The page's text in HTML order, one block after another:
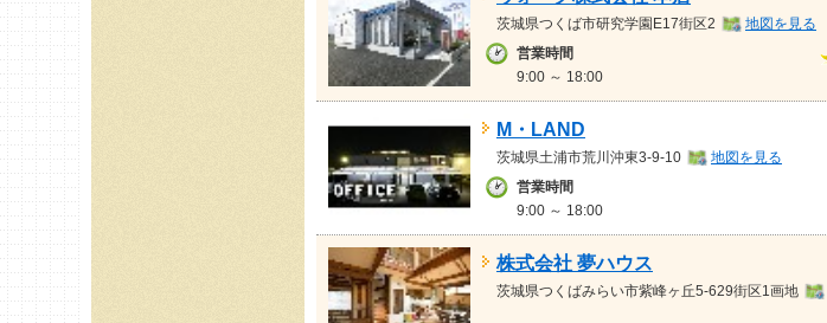
茨城県つくば市研究学園E17街区2 地図を見る
営業時間
9:00 ～ 18:00
M・LAND
茨城県土浦市荒川沖東3-9-10 地図を見る
営業時間
9:00 ～ 18:00
株式会社 夢ハウス
茨城県つくばみらい市紫峰ヶ丘5-629街区1画地